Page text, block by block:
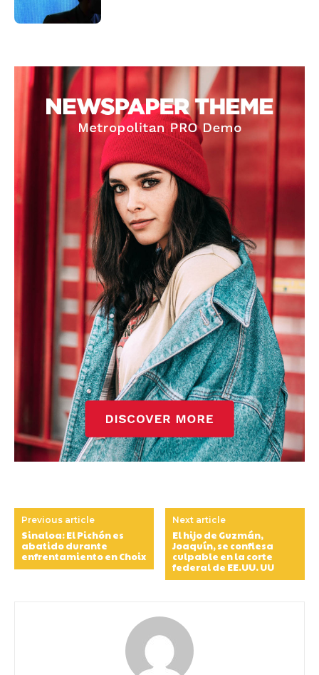
Previous article
Sinaloa: El Pichón es
abatido durante
enfrentamiento en Choix
Next article
El hijo de Guzmán,
Joaquín, se confiesa
culpable en la corte
federal de EE.UU. UU